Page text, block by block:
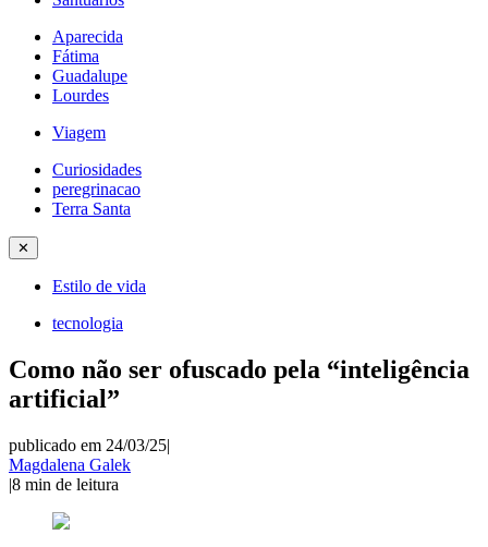
Aparecida
Fátima
Guadalupe
Lourdes
Viagem
Curiosidades
peregrinacao
Terra Santa
✕
Estilo de vida
tecnologia
Como não ser ofuscado pela “inteligência
artificial”
publicado em 24/03/25|
Magdalena Galek
|8 min de leitura